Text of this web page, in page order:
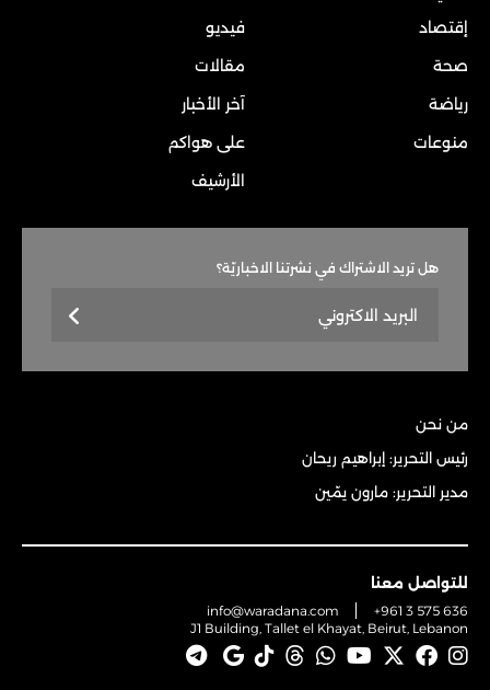
إقتصاد
صحة
رياضة
منوعات
فيديو
مقالات
آخر الأخبار
على هواكم
الأرشيف
هل تريد الاشتراك في نشرتنا الاخباريّة؟
من نحن
رئيس التحرير: إبراهيم ريحان
مدير التحرير: مارون يمّين
للتواصل معنا
info@waradana.com
+961 3 575 636
J1 Building, Tallet el Khayat, Beirut, Lebanon